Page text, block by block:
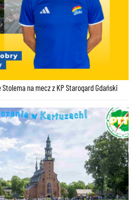
na mecz z KP Starogard Gdański